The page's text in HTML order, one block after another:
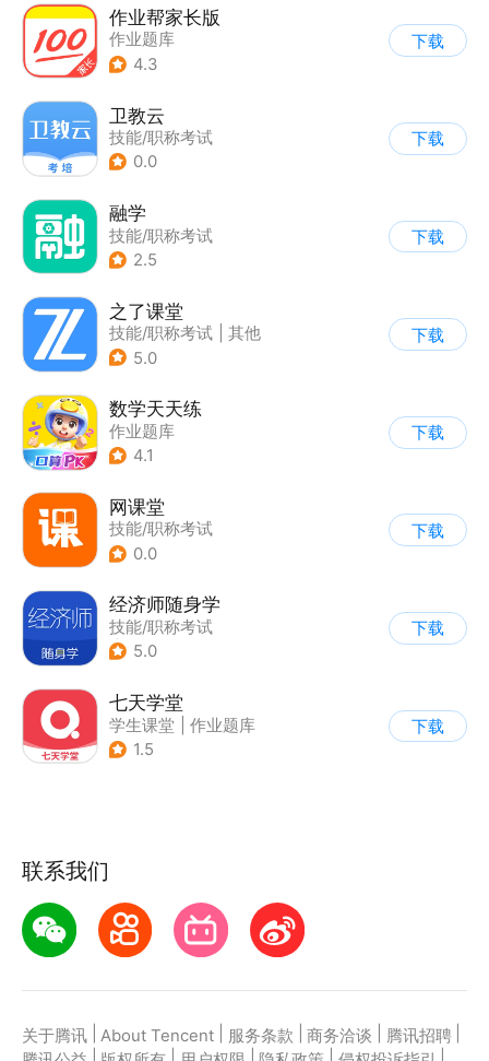
作业帮家长版
作业题库
4.3
下载
卫教云
技能/职称考试
0.0
下载
融学
技能/职称考试
2.5
下载
之了课堂
技能/职称考试
其他
5.0
下载
数学天天练
作业题库
4.1
下载
网课堂
技能/职称考试
0.0
下载
经济师随身学
技能/职称考试
| 作业题库
5.0
下载
七天学堂
学生课堂
作业题库
1.5
下载
联系我们
关于腾讯 About Tencent 服务条款 商务洽谈 腾讯招聘